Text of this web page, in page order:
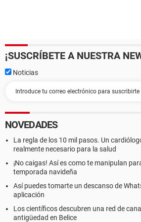
¡SUSCRÍBETE A NUESTRA
Noticias
NOVEDADES
La regla de los 10 mil pasos. Un
realmente necesario para la salud
¡No caigas! Así es como te manipulan
temporada navideña
Así puedes tomarte un descanso de
aplicación
Los científicos descubren una red de
antigüedad en Belice